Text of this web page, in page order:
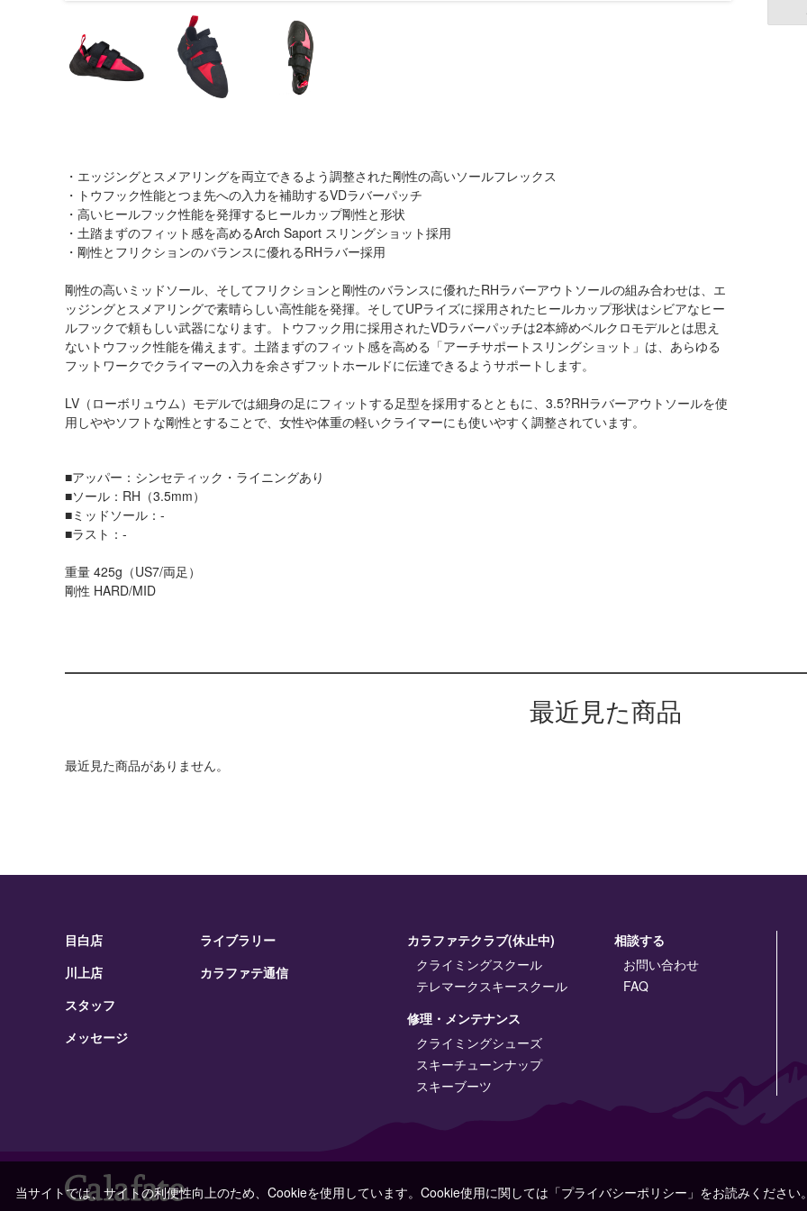
・エッジングとスメアリングを両立できるよう調整された剛性の高いソールフレックス
・トウフック性能とつま先への入力を補助するVDラバーパッチ
・高いヒールフック性能を発揮するヒールカップ剛性と形状
・土踏まずのフィット感を高めるArch Saport スリングショット採用
・剛性とフリクションのバランスに優れるRHラバー採用
剛性の高いミッドソール、そしてフリクションと剛性のバランスに優れたRHラバーアウトソールの組み合わせは、エ
ッジングとスメアリングで素晴らしい高性能を発揮。そしてUPライズに採用されたヒールカップ形状はシビアなヒー
ルフックで頼もしい武器になります。トウフック用に採用されたVDラバーパッチは2本締めベルクロモデルとは思え
ないトウフック性能を備えます。土踏まずのフィット感を高める「アーチサポートスリングショット」は、あらゆる
フットワークでクライマーの入力を余さずフットホールドに伝達できるようサポートします。
LV（ローボリュウム）モデルでは細身の足にフィットする足型を採用するとともに、3.5?RHラバーアウトソールを使
用しややソフトな剛性とすることで、女性や体重の軽いクライマーにも使いやすく調整されています。
■アッパー：シンセティック・ライニングあり
■ソール：RH（3.5mm）
■ミッドソール：-
■ラスト：-
重量 425g（US7/両足）
剛性 HARD/MID
最近見た商品
最近見た商品がありません。
目白店
川上店
スタッフ
メッセージ
ライブラリー
カラファテ通信
カラファテクラブ(休止中)
クライミングスクール
テレマークスキースクール
修理・メンテナンス
クライミングシューズ
スキーチューンナップ
スキーブーツ
相談する
お問い合わせ
FAQ
当サイトでは、サイトの利便性向上のため、Cookieを使用しています。Cookie使用に関しては「プライバシーポリシー」をお読みください。